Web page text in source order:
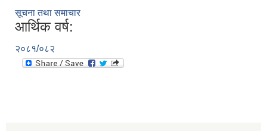
सूचना तथा समाचार
आर्थिक वर्ष:
२०८१/०८२